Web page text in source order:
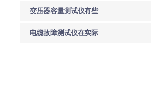
障检测仪 电力电缆故障
测试仪厂家
变压器容量测试仪有些
什么特色
电缆故障测试仪在实际